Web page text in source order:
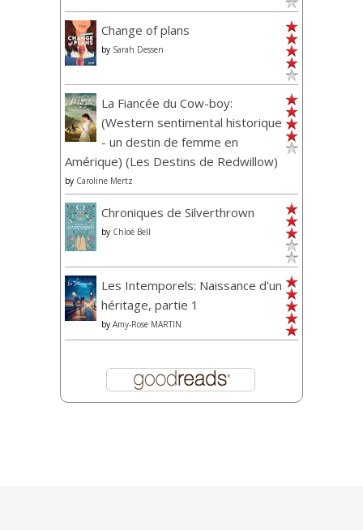
Change of plans
by Sarah Dessen
La Fiancée du Cow-boy:
(Western sentimental historique
- un destin de femme en
Amérique) (Les Destins de Redwillow)
by Caroline Mertz
Chroniques de Silverthrown
by Chloé Bell
Les Intemporels: Naissance d'un
héritage, partie 1
by Amy-Rose MARTIN